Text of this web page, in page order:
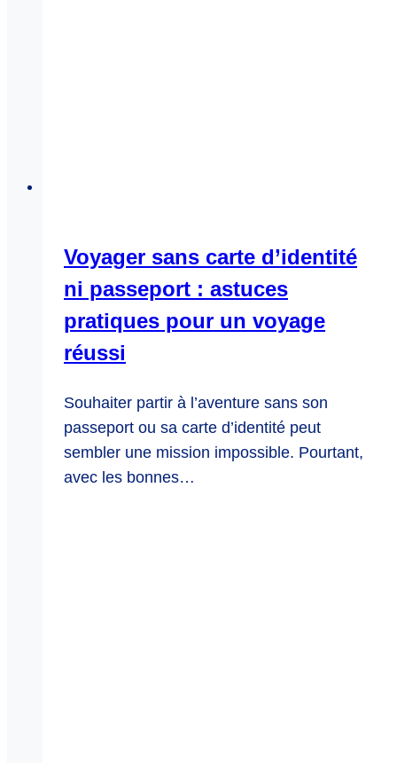
Voyager sans carte d’identité
ni passeport : astuces
pratiques pour un voyage
réussi
Souhaiter partir à l’aventure sans son
passeport ou sa carte d’identité peut
sembler une mission impossible. Pourtant,
avec les bonnes…